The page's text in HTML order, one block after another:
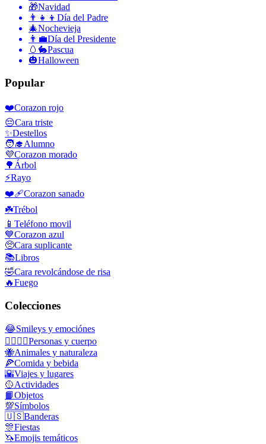
🎁Navidad
👨‍👧‍👦 Día del Padre
🎄Nochevieja
👨‍💼Día del Presidente
🥚🐇Pascua
🎃Halloween
Popular
❤️Corazon rojo
😔Cara triste
✨Destellos
🧑‍🎓Alumno
💜Corazon morado
🌳 Árbol
⚡Rayo
❤️‍🩹Corazon sanado
☘️Trébol
📱 Teléfono movil
💙Corazon azul
🥺Cara suplicante
📚Libros
🤣Cara revolcándose de risa
🔥Fuego
Colecciones
😂Smileys y emociónes
👩‍❤️‍💋‍👨Personas y cuerpo
🐝Animales y naturaleza
🍕Comida y bebida
🌇Viajes y lugares
🥎Actividades
📙Objetos
💯Símbolos
🇺🇸Banderas
🎊Fiestas
🦄Emojis temáticos